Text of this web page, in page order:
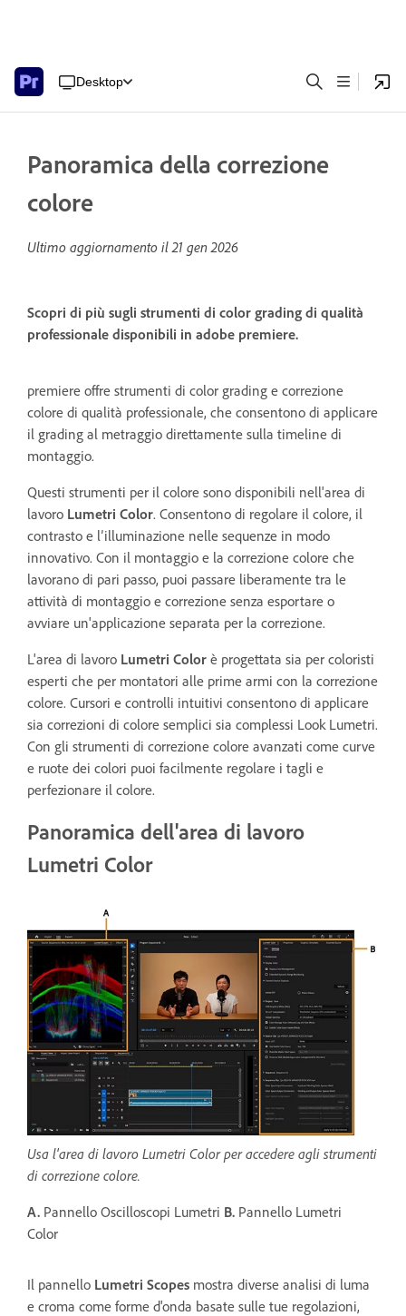
Desktop
Panoramica della correzione
colore
Ultimo aggiornamento il21 gen 2026
Scopri di più sugli strumenti di color grading di qualità
professionale disponibili in adobe premiere.
premiere offre strumenti di color grading e correzione
colore di qualità professionale, che consentono di applicare
il grading al metraggio direttamente sulla timeline di
montaggio.
Questi strumenti per il colore sono disponibili nell'area di
lavoro Lumetri Color. Consentono di regolare il colore, il
contrasto e l’illuminazione nelle sequenze in modo
innovativo. Con il montaggio e la correzione colore che
lavorano di pari passo, puoi passare liberamente tra le
attività di montaggio e correzione senza esportare o
avviare un'applicazione separata per la correzione.
L'area di lavoro Lumetri Color è progettata sia per coloristi
esperti che per montatori alle prime armi con la correzione
colore. Cursori e controlli intuitivi consentono di applicare
sia correzioni di colore semplici sia complessi Look Lumetri.
Con gli strumenti di correzione colore avanzati come curve
e ruote dei colori puoi facilmente regolare i tagli e
perfezionare il colore.
Panoramica dell'area di lavoro
Lumetri Color
Usa l'area di lavoro Lumetri Color per accedere agli strumenti
di correzione colore.
A. Pannello Oscilloscopi Lumetri B. Pannello Lumetri
Color
Il pannello Lumetri Scopes mostra diverse analisi di luma
e croma come forme d'onda basate sulle tue regolazioni,